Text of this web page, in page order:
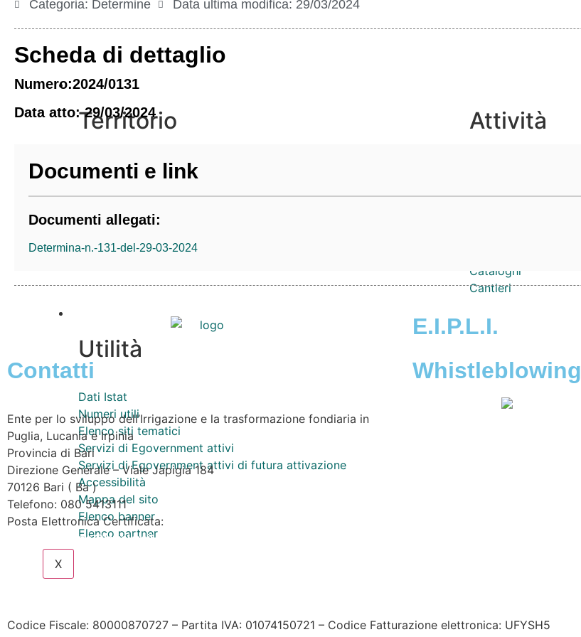
Vivere l’Ente
Territorio
Come raggiungerci
Attività
Cataloghi
Cantieri
Utilità
Dati Istat
Numeri utili
Elenco siti tematici
Servizi di Egovernment attivi
Servizi di Egovernment attivi di futura attivazione
Accessibilità
Mappa del sito
Elenco banner
Elenco partner
X
Categoria: Determine Data ultima modifica: 29/03/2024
Scheda di dettaglio
Numero:2024/0131
Data atto: 29/03/2024
Documenti e link
Documenti allegati:
Determina-n.-131-del-29-03-2024
E.I.P.L.I.
Contatti
Ente per lo sviluppo dell’Irrigazione e la trasformazione fondiaria in
Puglia, Lucania e Irpinia
Provincia di Bari
Direzione Generale – Viale Japigia 184
70126 Bari ( Ba)
Telefono: 080 5413111
Posta Elettronica Certificata:
enteirrigazione@legalmail.it
Whistleblowing
Codice Fiscale: 80000870727 – Partita IVA: 01074150721 – Codice Fatturazione elettronica: UFYSH5